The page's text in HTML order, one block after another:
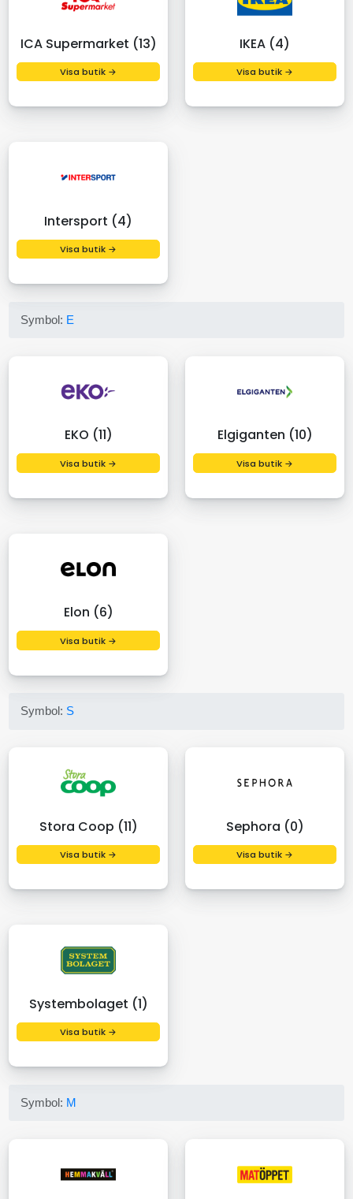
ICA Supermarket (13)
Visa butik →
IKEA (4)
Visa butik →
Intersport (4)
Visa butik →
Symbol: E
EKO (11)
Visa butik →
Elgiganten (10)
Visa butik →
Elon (6)
Visa butik →
Symbol: S
Stora Coop (11)
Visa butik →
Sephora (0)
Visa butik →
Systembolaget (1)
Visa butik →
Symbol: M